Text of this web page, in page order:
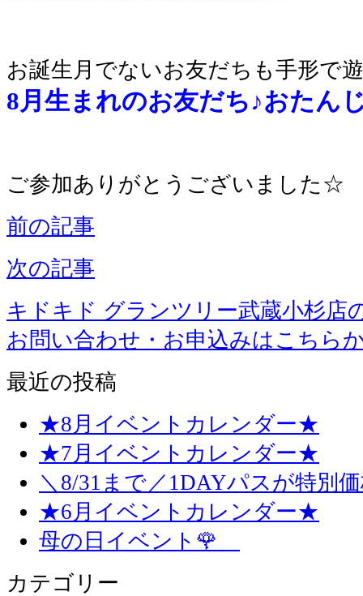
お誕生月でないお友だちも手形で
8月生まれのお友だち♪おたん
ご参加ありがとうございました☆
前の記事
次の記事
キドキド グランツリー武蔵小杉店
お問い合わせ・お申込みはこちら
最近の投稿
★8月イベントカレンダー★
★7月イベントカレンダー★
＼8/31まで／1DAYパスが特別
★6月イベントカレンダー★
母の日イベント🌹
カテゴリー